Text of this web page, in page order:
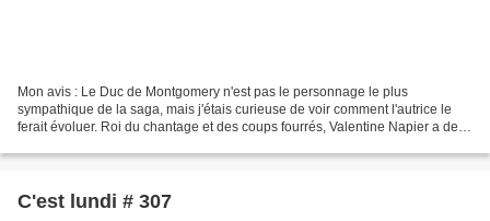
Mon avis : Le Duc de Montgomery n'est pas le personnage le plus
sympathique de la saga, mais j'étais curieuse de voir comment l'autrice le
ferait évoluer. Roi du chantage et des coups fourrés, Valentine Napier a de
C'est lundi # 307